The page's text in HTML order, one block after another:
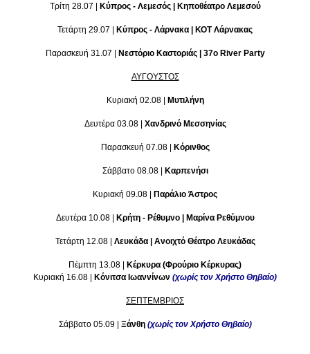
Τρίτη 28.07 | Κύπρος - Λεμεσός | Κηποθέατρο Λεμεσού
Τετάρτη 29.07 | Κύπρος - Λάρνακα | ΚΟΤ Λάρνακας
Παρασκευή 31.07 | Νεστόριο Καστοριάς | 37o River Party
ΑΥΓΟΥΣΤΟΣ
Κυριακή 02.08 | Μυτιλήνη
Δευτέρα 03.08 | Χανδρινό Μεσσηνίας
Παρασκευή 07.08 | Κόρινθος
Σάββατο 08.08 | Καρπενήσι
Κυριακή 09.08 | Παράλιο Άστρος
Δευτέρα 10.08 | Κρήτη - Ρέθυμνο | Μαρίνα Ρεθύμνου
Τετάρτη 12.08 | Λευκάδα | Ανοιχτό Θέατρο Λευκάδας
Πέμπτη 13.08 | Κέρκυρα (Φρούριο Κέρκυρας)
Κυριακή 16.08 | Κόνιτσα Ιωαννίνων (χωρίς τον Χρήστο Θηβαίο)
ΣΕΠΤΕΜΒΡΙΟΣ
Σάββατο 05.09 | Ξάνθη (χωρίς τον Χρήστο Θηβαίο)